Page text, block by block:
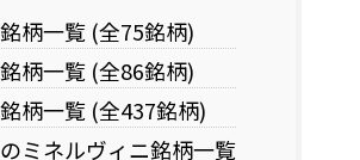
柄一覧 (全75銘柄)
柄一覧 (全86銘柄)
柄一覧 (全437銘柄)
ミネルヴィニ銘柄一覧